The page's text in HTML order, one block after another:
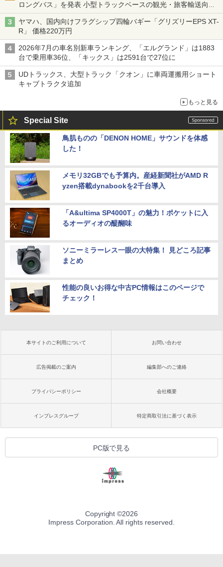
ロングバス」を発表 小型トラックベースの観光・旅客輸送向け
バス
ヤマハ、国内向けフラグシップ四輪バギー「グリズリーEPS XT-
R」 価格220万円
2026年7月の車名別新車ランキング、「エルグランド」は1883
台で乗用車36位、「キックス」は2591台で27位に
UDトラックス、大型トラック「クオン」に車両運搬用ショート
キャブトラクタ追加
もっと見る
Special Site
鳥肌ものの「DENON HOME」サウンドを体感
した！
メモリ32GBでも予算内。産経新聞社がAMD R
yzen搭載dynabookを2千台導入
「A&ultima SP4000T」の魅力！ポケットに入
るオーディオの醍醐味
ソニーミラーレス一眼の大特集！ 見どころ記事
まとめ
性能の良いお得な中古PC情報はこのページで
チェック！
本サイトのご利用について お問い合わせ
広告掲載のご案内 編集部へのご連絡
プライバシーポリシー 会社概要
インプレスグループ 特定商取引法に基づく表示
PC版で見る
Copyright ©2026
Impress Corporation. All rights reserved.